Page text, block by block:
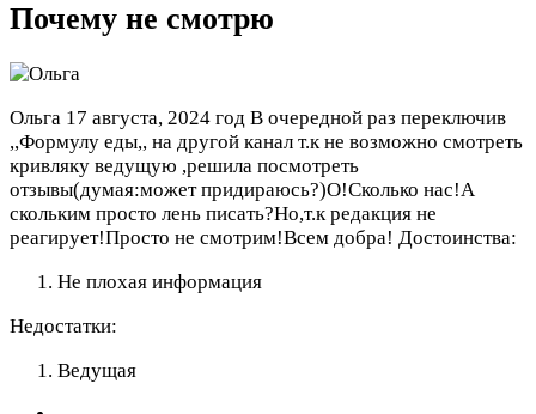
Почему не смотрю
Ольга 17 августа, 2024 год В очередной раз переключив
,,Формулу еды,, на другой канал т.к не возможно смотреть
кривляку ведущую ,решила посмотреть
отзывы(думая:может придираюсь?)О!Сколько нас!А
скольким просто лень писать?Но,т.к редакция не
реагирует!Просто не смотрим!Всем добра! Достоинства:
Не плохая информация
Недостатки:
Ведущая